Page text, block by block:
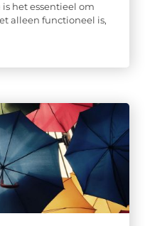
het essentieel om
alleen functioneel is,